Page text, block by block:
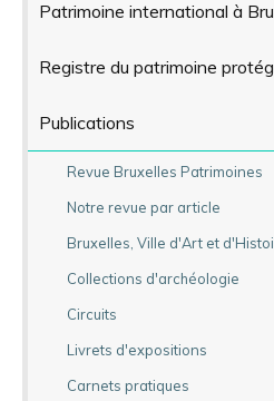
Patrimoine international à
Registre du patrimoine
Publications
Revue Bruxelles Patrimoines
Notre revue par article
Bruxelles, Ville d'Art et
Collections d'archéologie
Circuits
Livrets d'expositions
Carnets pratiques